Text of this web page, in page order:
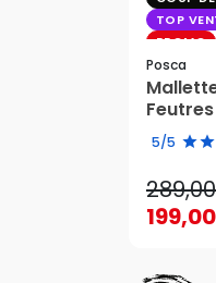
TOP
PROMO
Posca
5/5